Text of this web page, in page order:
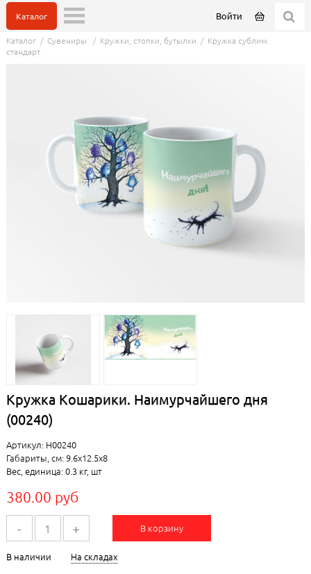
Войти
Каталог
Каталог/ Сувениры / Кружки, стопки, бутылки / Кружка сублим.
стандарт
Кружка Кошарики. Наимурчайшего дня
(00240)
Артикул: Н00240
Габариты, см: 9.6x12.5x8
Вес, единица: 0.3 кг, шт
380.00 руб
- + В корзину
В наличии На складах